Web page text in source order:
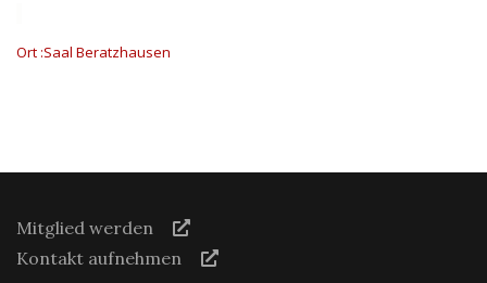
Ort :Saal Beratzhausen
Mitglied werden
Kontakt aufnehmen